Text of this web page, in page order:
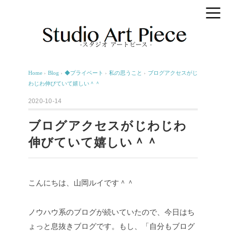
Home › Blog › ◆プライベート › 私の思うこと › ブログアクセスがじ
わじわ伸びていて嬉しい＾＾
2020-10-14
ブログアクセスがじわじわ
伸びていて嬉しい＾＾
こんにちは、山岡ルイです＾＾
ノウハウ系のブログが続いていたので、今日はち
ょっと息抜きブログです。もし、「自分もブログ